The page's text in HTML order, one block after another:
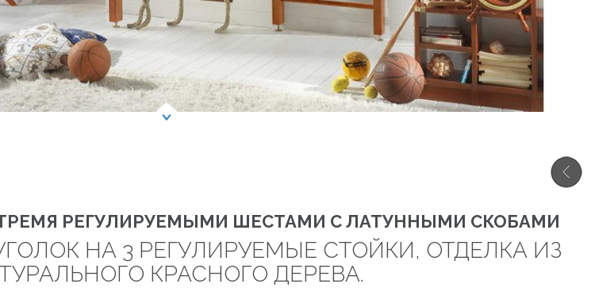
РЕГУЛИРУЕМЫМИ ШЕСТАМИ С ЛАТУННЫМИ СКОБАМИ
НА 3 РЕГУЛИРУЕМЫЕ СТОЙКИ, ОТДЕЛКА ИЗ
КРАСНОГО ДЕРЕВА.